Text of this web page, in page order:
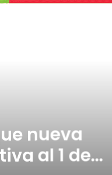
nueva
al 1 de